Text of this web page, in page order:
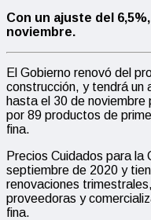
Con un ajuste del
noviembre.
El Gobierno renovó del
construcción, y tendrá un
hasta el 30 de
por 89 productos de
fina.
Precios Cuidados para la
septiembre de 2020 y
renovaciones
proveedoras y
fina.